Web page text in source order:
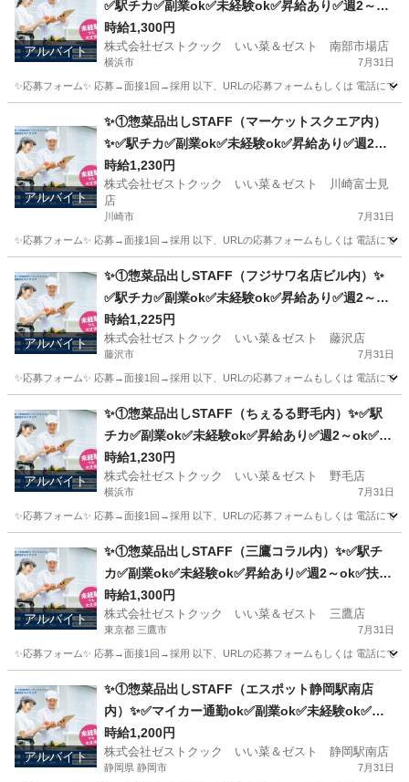
アルバイト
✅駅チカ✅副業ok✅未経験ok✅昇給あり✅週2～ok
✅扶養内ok
時給1,300円
株式会社ゼストクック いい菜＆ゼスト 南部市場店
横浜市 7月31日
✨応募フォーム✨ 応募→面接1回→採用 以下、URLの応募フォームもしくは 電話にて
キッチン
アルバイト
✨①惣菜品出しSTAFF（マーケットスクエア内）
✨✅駅チカ✅副業ok✅未経験ok✅昇給あり✅週2～
ok✅扶養内ok
時給1,230円
株式会社ゼストクック いい菜＆ゼスト 川崎富士見
店
川崎市 7月31日
✨応募フォーム✨ 応募→面接1回→採用 以下、URLの応募フォームもしくは 電話にて
キッチン
アルバイト
✨①惣菜品出しSTAFF（フジサワ名店ビル内）✨
✅駅チカ✅副業ok✅未経験ok✅昇給あり✅週2～ok
✅扶養内ok
時給1,225円
株式会社ゼストクック いい菜＆ゼスト 藤沢店
藤沢市 7月31日
✨応募フォーム✨ 応募→面接1回→採用 以下、URLの応募フォームもしくは 電話にて
キッチン
アルバイト
✨①惣菜品出しSTAFF（ちぇるる野毛内）✨✅駅
チカ✅副業ok✅未経験ok✅昇給あり✅週2～ok✅扶
養内ok
時給1,230円
株式会社ゼストクック いい菜＆ゼスト 野毛店
横浜市 7月31日
✨応募フォーム✨ 応募→面接1回→採用 以下、URLの応募フォームもしくは 電話にて
キッチン
アルバイト
✨①惣菜品出しSTAFF（三鷹コラル内）✨✅駅チ
カ✅副業ok✅未経験ok✅昇給あり✅週2～ok✅扶養
内ok
時給1,300円
株式会社ゼストクック いい菜＆ゼスト 三鷹店
東京都 三鷹市 7月31日
✨応募フォーム✨ 応募→面接1回→採用 以下、URLの応募フォームもしくは 電話にて
キッチン スタッフ
アルバイト
✨①惣菜品出しSTAFF（エスポット静岡駅南店
内）✨✅マイカー通勤ok✅副業ok✅未経験ok✅扶
養内ok✅週2～ok
時給1,200円
株式会社ゼストクック いい菜＆ゼスト 静岡駅南店
静岡県 静岡市 7月31日